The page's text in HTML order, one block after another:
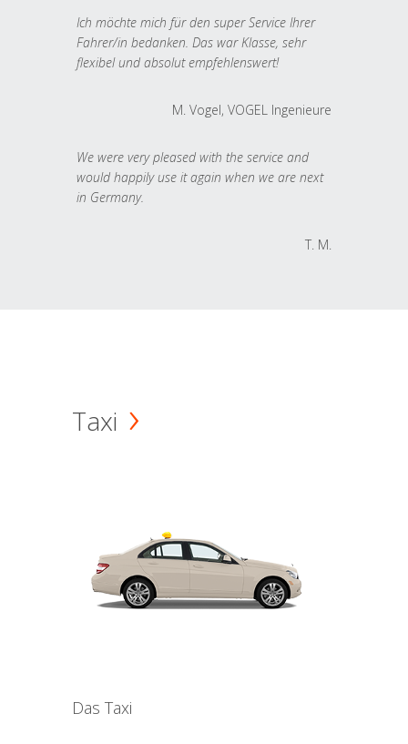
Ich möchte mich für den super Service Ihrer
Fahrer/in bedanken. Das war Klasse, sehr
flexibel und absolut empfehlenswert!
M. Vogel, VOGEL Ingenieure
We were very pleased with the service and
would happily use it again when we are next
in Germany.
T. M.
Taxi
Das Taxi